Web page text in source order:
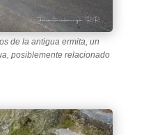
de la antigua ermita, un
posiblemente relacionado